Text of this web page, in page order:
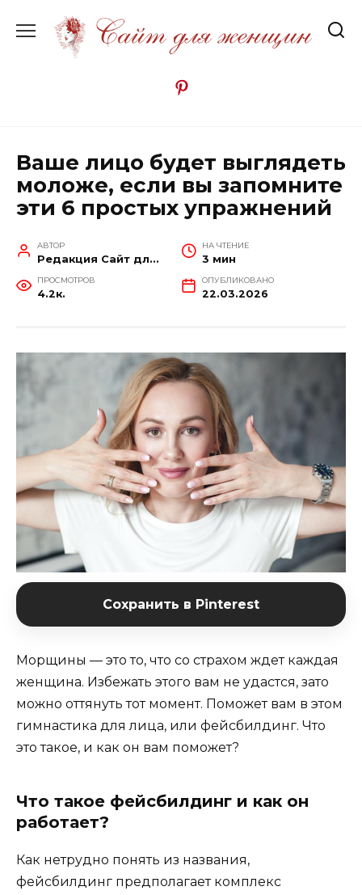
содержанию
Ваше лицо будет выглядеть
моложе, если вы запомните
эти 6 простых упражнений
АВТОР
Редакция Сайт для женщин
НА ЧТЕНИЕ
3 мин
ПРОСМОТРОВ
4.2к.
ОПУБЛИКОВАНО
22.03.2026
Сохранить в Pinterest
Морщины — это то, что со страхом ждет каждая
женщина. Избежать этого вам не удастся, зато
можно оттянуть тот момент. Поможет вам в этом
гимнастика для лица, или фейсбилдинг. Что
это такое, и как он вам поможет?
Что такое фейсбилдинг и как он
работает?
Как нетрудно понять из названия,
фейсбилдинг предполагает комплекс